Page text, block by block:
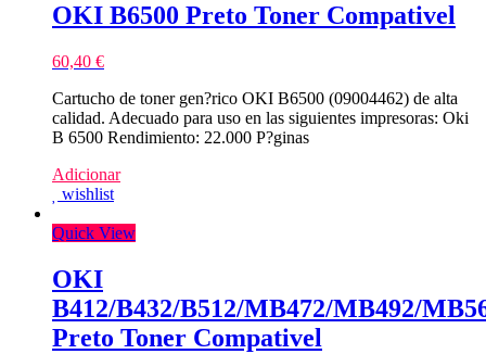
OKI B6500 Preto Toner Compativel
60,40 €
Cartucho de toner gen?rico OKI B6500 (09004462) de alta
calidad. Adecuado para uso en las siguientes impresoras: Oki
B 6500 Rendimiento: 22.000 P?ginas
Adicionar
wishlist
Quick View
OKI
B412/B432/B512/MB472/MB492/
Preto Toner Compativel